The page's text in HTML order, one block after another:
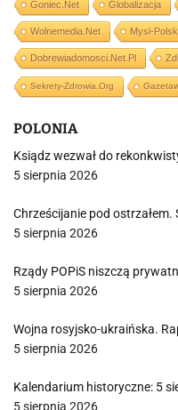
Goniec.net Globalizacja
Wolnemedia.net Mysl-
Dobrewiadomosci.net.pl
Sekrety-Zdrowia.org
POLONIA
Ksiądz wezwał do
5 sierpnia 2026
Chrześcijanie pod
5 sierpnia 2026
Rządy POPiS niszczą
5 sierpnia 2026
Wojna rosyjsko-ukraińska.
5 sierpnia 2026
Kalendarium historyczne: 5
5 sierpnia 2026